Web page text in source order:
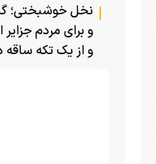
نخل خوشبختی؛
و برای مردم
و از یک تکه ساقه